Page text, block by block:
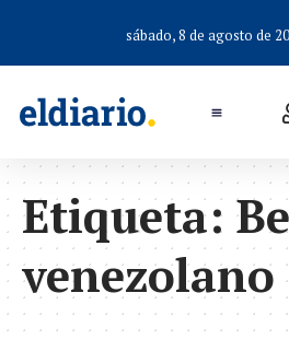
sábado, 8 de agosto de
Etiqueta:
venezolano